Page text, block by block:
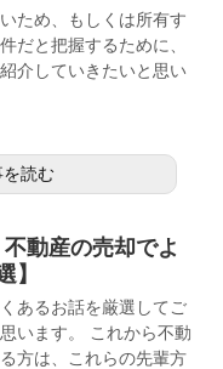
ため、もしくは所有す
だと把握するために、
介していきたいと思い
を読む
不動産の売却でよ
】
あるお話を厳選してご
います。 これから不動
方は、これらの先輩方